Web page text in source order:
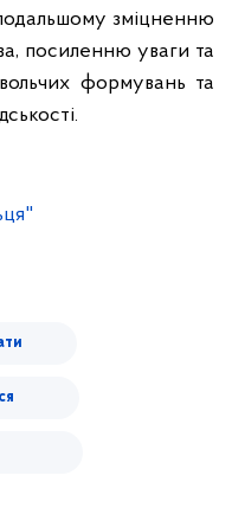
зміцненню
посиленню уваги та
формувань та